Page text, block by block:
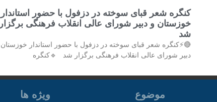
کنگره شعر قبای سوخته در دزفول با حضور استاندار
خوزستان و دبیر شورای عالی انقلاب فرهنگی
شد
🔴⚡کنگره شعر قبای سوخته در دزفول با حضور استاندار
دبیر شورای عالی انقلاب فرهنگی برگزار شد 🔹کنگره
موضوع ویژه ها